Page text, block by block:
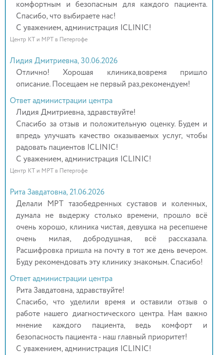
комфортным и безопасным для каждого пациента.
Спасибо, что выбираете нас!
С уважением, администрация ICLINIC!
Центр КТ и МРТ в Петергофе
Лидия Дмитриевна, 30.06.2026
Отлично! Хорошая клиника,вовремя пришло
описание. Посещаем не первый раз,рекомендуем!
Ответ администрации центра
Лидия Дмитриевна, здравствуйте!
Спасибо за отзыв и положительную оценку. Будем и
впредь улучшать качество оказываемых услуг, чтобы
радовать пациентов ICLINIC!
С уважением, администрация ICLINIC!
Центр КТ и МРТ в Петергофе
Рита Завдатовна, 21.06.2026
Делали МРТ тазобедренных суставов и коленных,
думала не выдержу столько времени, прошло всё
очень хорошо, клиника чистая, девушка на ресепшене
очень милая, добродушная, всё рассказала.
Расшифровка пришла на почту в тот же день вечером.
Буду рекомендовать эту клинику знакомым. Спасибо!
Ответ администрации центра
Рита Завдатовна, здравствуйте!
Спасибо, что уделили время и оставили отзыв о
работе нашего диагностического центра. Нам важно
мнение каждого пациента, ведь комфорт и
безопасность пациента - наш главный приоритет!
С уважением, администрация ICLINIC!